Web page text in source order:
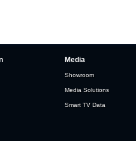
Media
Showroom
Media Solutions
Smart TV Data